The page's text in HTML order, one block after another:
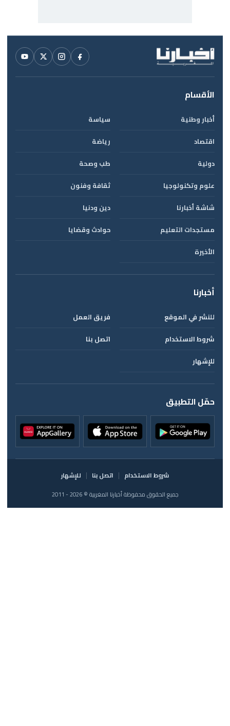
الأقسام
أخبار وطنية
سياسة
اقتصاد
رياضة
دولية
طب وصحة
علوم وتكنولوجيا
ثقافة وفنون
شاشة أخبارنا
دين ودنيا
مستجدات التعليم
حوادث وقضايا
الأخيرة
أخبارنا
للنشر في الموقع
فريق العمل
شروط الاستخدام
اتصل بنا
للإشهار
حمّل التطبيق
شروط الاستخدام اتصل بنا
للإشهار
جميع الحقوق محفوظة أخبارنا المغربية © 2026 - 2011